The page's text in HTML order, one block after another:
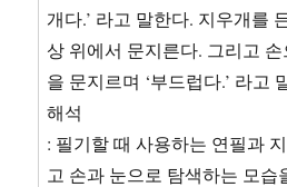
개다.’ 라고 말한다. 지우개를
상 위에서 문지른다. 그리고
을 문지르며 ‘부드럽다.’ 라고
해석
: 필기할 때 사용하는 연필과
고 손과 눈으로 탐색하는 모습